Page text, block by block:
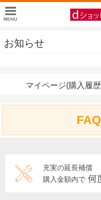
お知らせ
マイページ(購入履
充実の延長補償
購入金額内で 何